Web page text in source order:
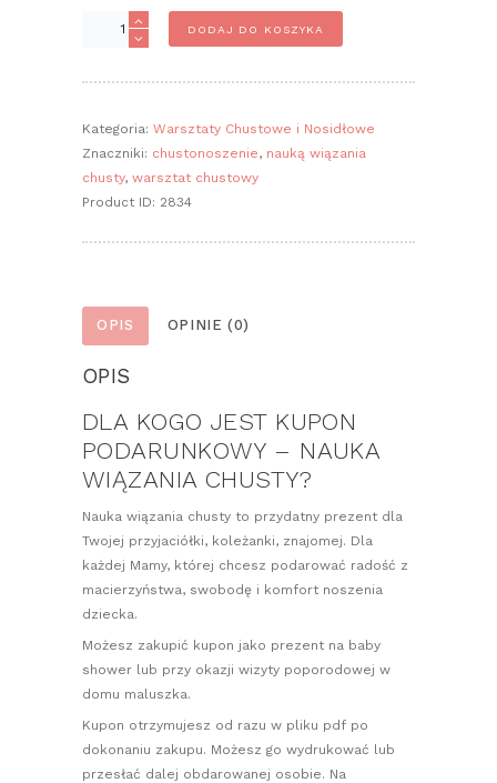
wiązania
chusty
DODAJ DO KOSZYKA
Kategoria: Warsztaty Chustowe i Nosidłowe
Znaczniki: chustonoszenie, nauką wiązania
chusty, warsztat chustowy
Product ID: 2834
OPIS OPINIE (0)
OPIS
DLA KOGO JEST KUPON
PODARUNKOWY – NAUKA
WIĄZANIA CHUSTY?
Nauka wiązania chusty to przydatny prezent dla
Twojej przyjaciółki, koleżanki, znajomej. Dla
każdej Mamy, której chcesz podarować radość z
macierzyństwa, swobodę i komfort noszenia
dziecka.
Możesz zakupić kupon jako prezent na baby
shower lub przy okazji wizyty poporodowej w
domu maluszka.
Kupon otrzymujesz od razu w pliku pdf po
dokonaniu zakupu. Możesz go wydrukować lub
przesłać dalej obdarowanej osobie. Na